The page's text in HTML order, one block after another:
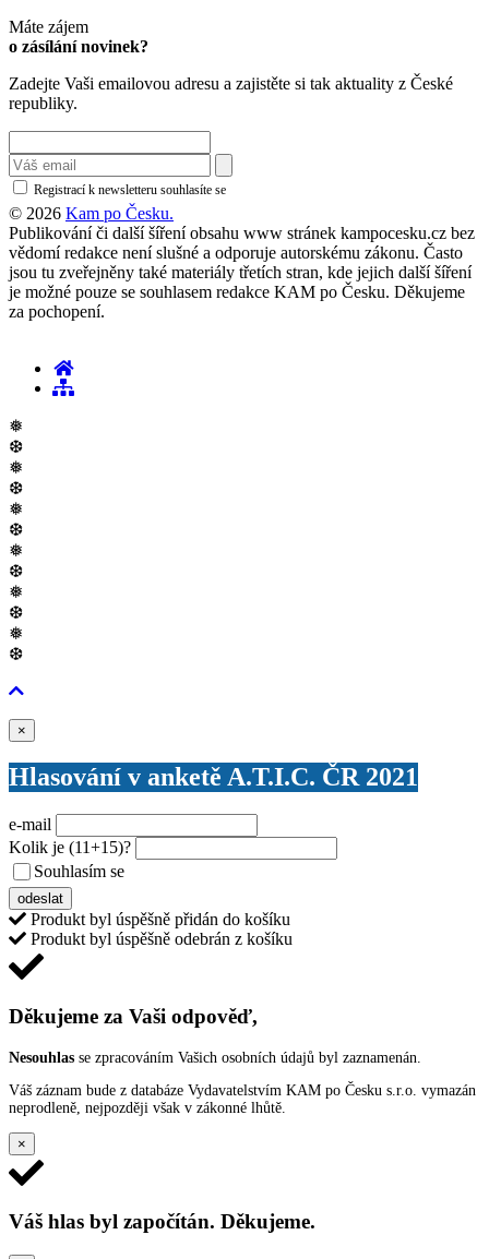
Máte zájem
o zásílání novinek?
Zadejte Vaši emailovou adresu a zajistěte si tak aktuality z České
republiky.
Registrací k newsletteru souhlasíte se
© 2026 Kam po Česku.
Publikování či další šíření obsahu www stránek kampocesku.cz bez
vědomí redakce není slušné a odporuje autorskému zákonu. Často
jsou tu zveřejněny také materiály třetích stran, kde jejich další šíření
je možné pouze se souhlasem redakce KAM po Česku. Děkujeme
za pochopení.
❅
❆
❅
❆
❅
❆
❅
❆
❅
❆
❅
❆
×
Hlasování v anketě A.T.I.C. ČR 2021
e-mail
Kolik je (11+15)?
Souhlasím se
odeslat
Produkt byl úspěšně přidán do košíku
Produkt byl úspěšně odebrán z košíku
Děkujeme za Vaši odpověď,
Nesouhlas se zpracováním Vašich osobních údajů byl zaznamenán.
Váš záznam bude z databáze Vydavatelstvím KAM po Česku s.r.o. vymazán
neprodleně, nejpozději však v zákonné lhůtě.
×
Váš hlas byl započítán. Děkujeme.